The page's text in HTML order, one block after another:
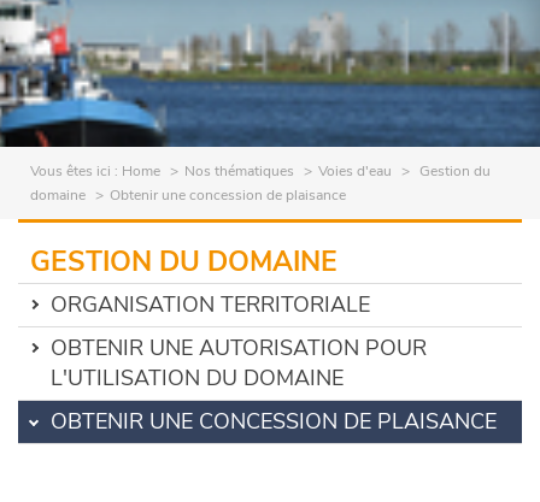
Vous êtes ici : Home Nos thématiques Voies d'eau
Gestion du
domaine
Obtenir une concession de plaisance
GESTION DU DOMAINE
ORGANISATION TERRITORIALE
OBTENIR UNE AUTORISATION POUR
L'UTILISATION DU DOMAINE
OBTENIR UNE CONCESSION DE PLAISANCE